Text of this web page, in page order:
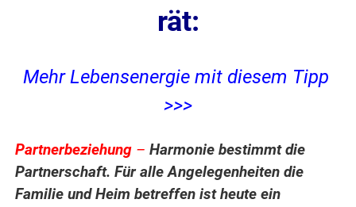
rät:
Mehr Lebensenergie mit diesem Tipp
>>>
Partnerbeziehung –Harmonie bestimmt die
Partnerschaft. Für alle Angelegenheiten die
Familie und Heim betreffen ist heute ein